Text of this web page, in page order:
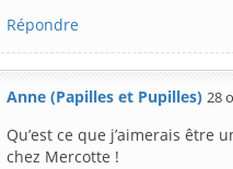
Répondre
Anne (Papilles et Pupilles) 28
Qu’est ce que j’aimerais être
chez Mercotte !